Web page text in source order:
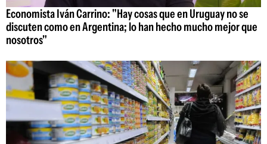
Economista Iván Carrino: "Hay cosas que en Uruguay no se
discuten como en Argentina; lo han hecho mucho mejor que
nosotros"